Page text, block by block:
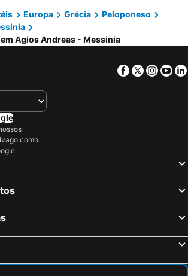
Europa Grécia
Peloponeso
Agios Andreas - Messinia
Facebook
Twitter
como